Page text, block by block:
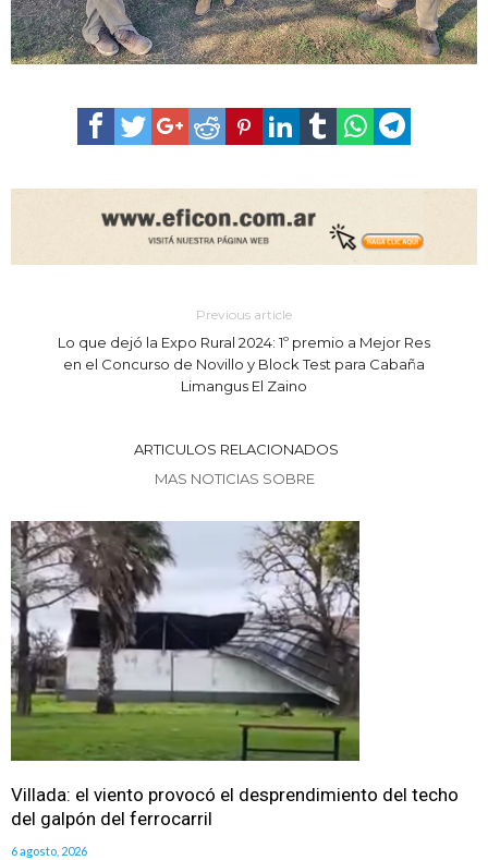
Previous article
Lo que dejó la Expo Rural 2024: 1º premio a Mejor Res
en el Concurso de Novillo y Block Test para Cabaña
Limangus El Zaino
ARTICULOS RELACIONADOS
MAS NOTICIAS SOBRE
Villada: el viento provocó el desprendimiento del techo
del galpón del ferrocarril
6 agosto, 2026